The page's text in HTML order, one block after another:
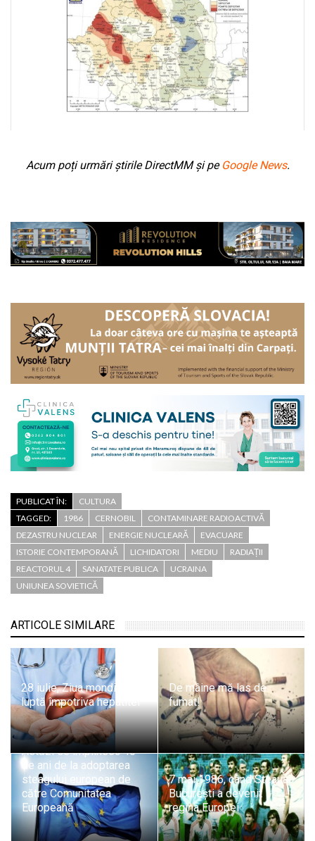
Acum poți urmări știrile DirectMM și pe Google News.
PUBLICAT ÎN:
CULTURA
TAGGED:
1986 CERNOBIL
CONTAMINARE RADIOACTIVĂ
DEZASTRU NUCLEAR
ENERGIE NUCLEARĂ
EVACUARE
ISTORIE CONTEMPORANĂ
LICHIDATORI MEDIU
RADIAȚII
REACTORUL 4
SANATATE PUBLICA
UCRAINA
UNIUNEA SOVIETICĂ
ARTICOLE SIMILARE
28 iulie, Ziua mondială de
luptă împotriva hepatitei
De mâine mă las de
fumat!
Astăzi se împlinesc 40
de ani de la adoptarea
steagului european de
către Comunitatea
Europeană
7 mai 1986, când Steaua
București a devenit
regina Europei